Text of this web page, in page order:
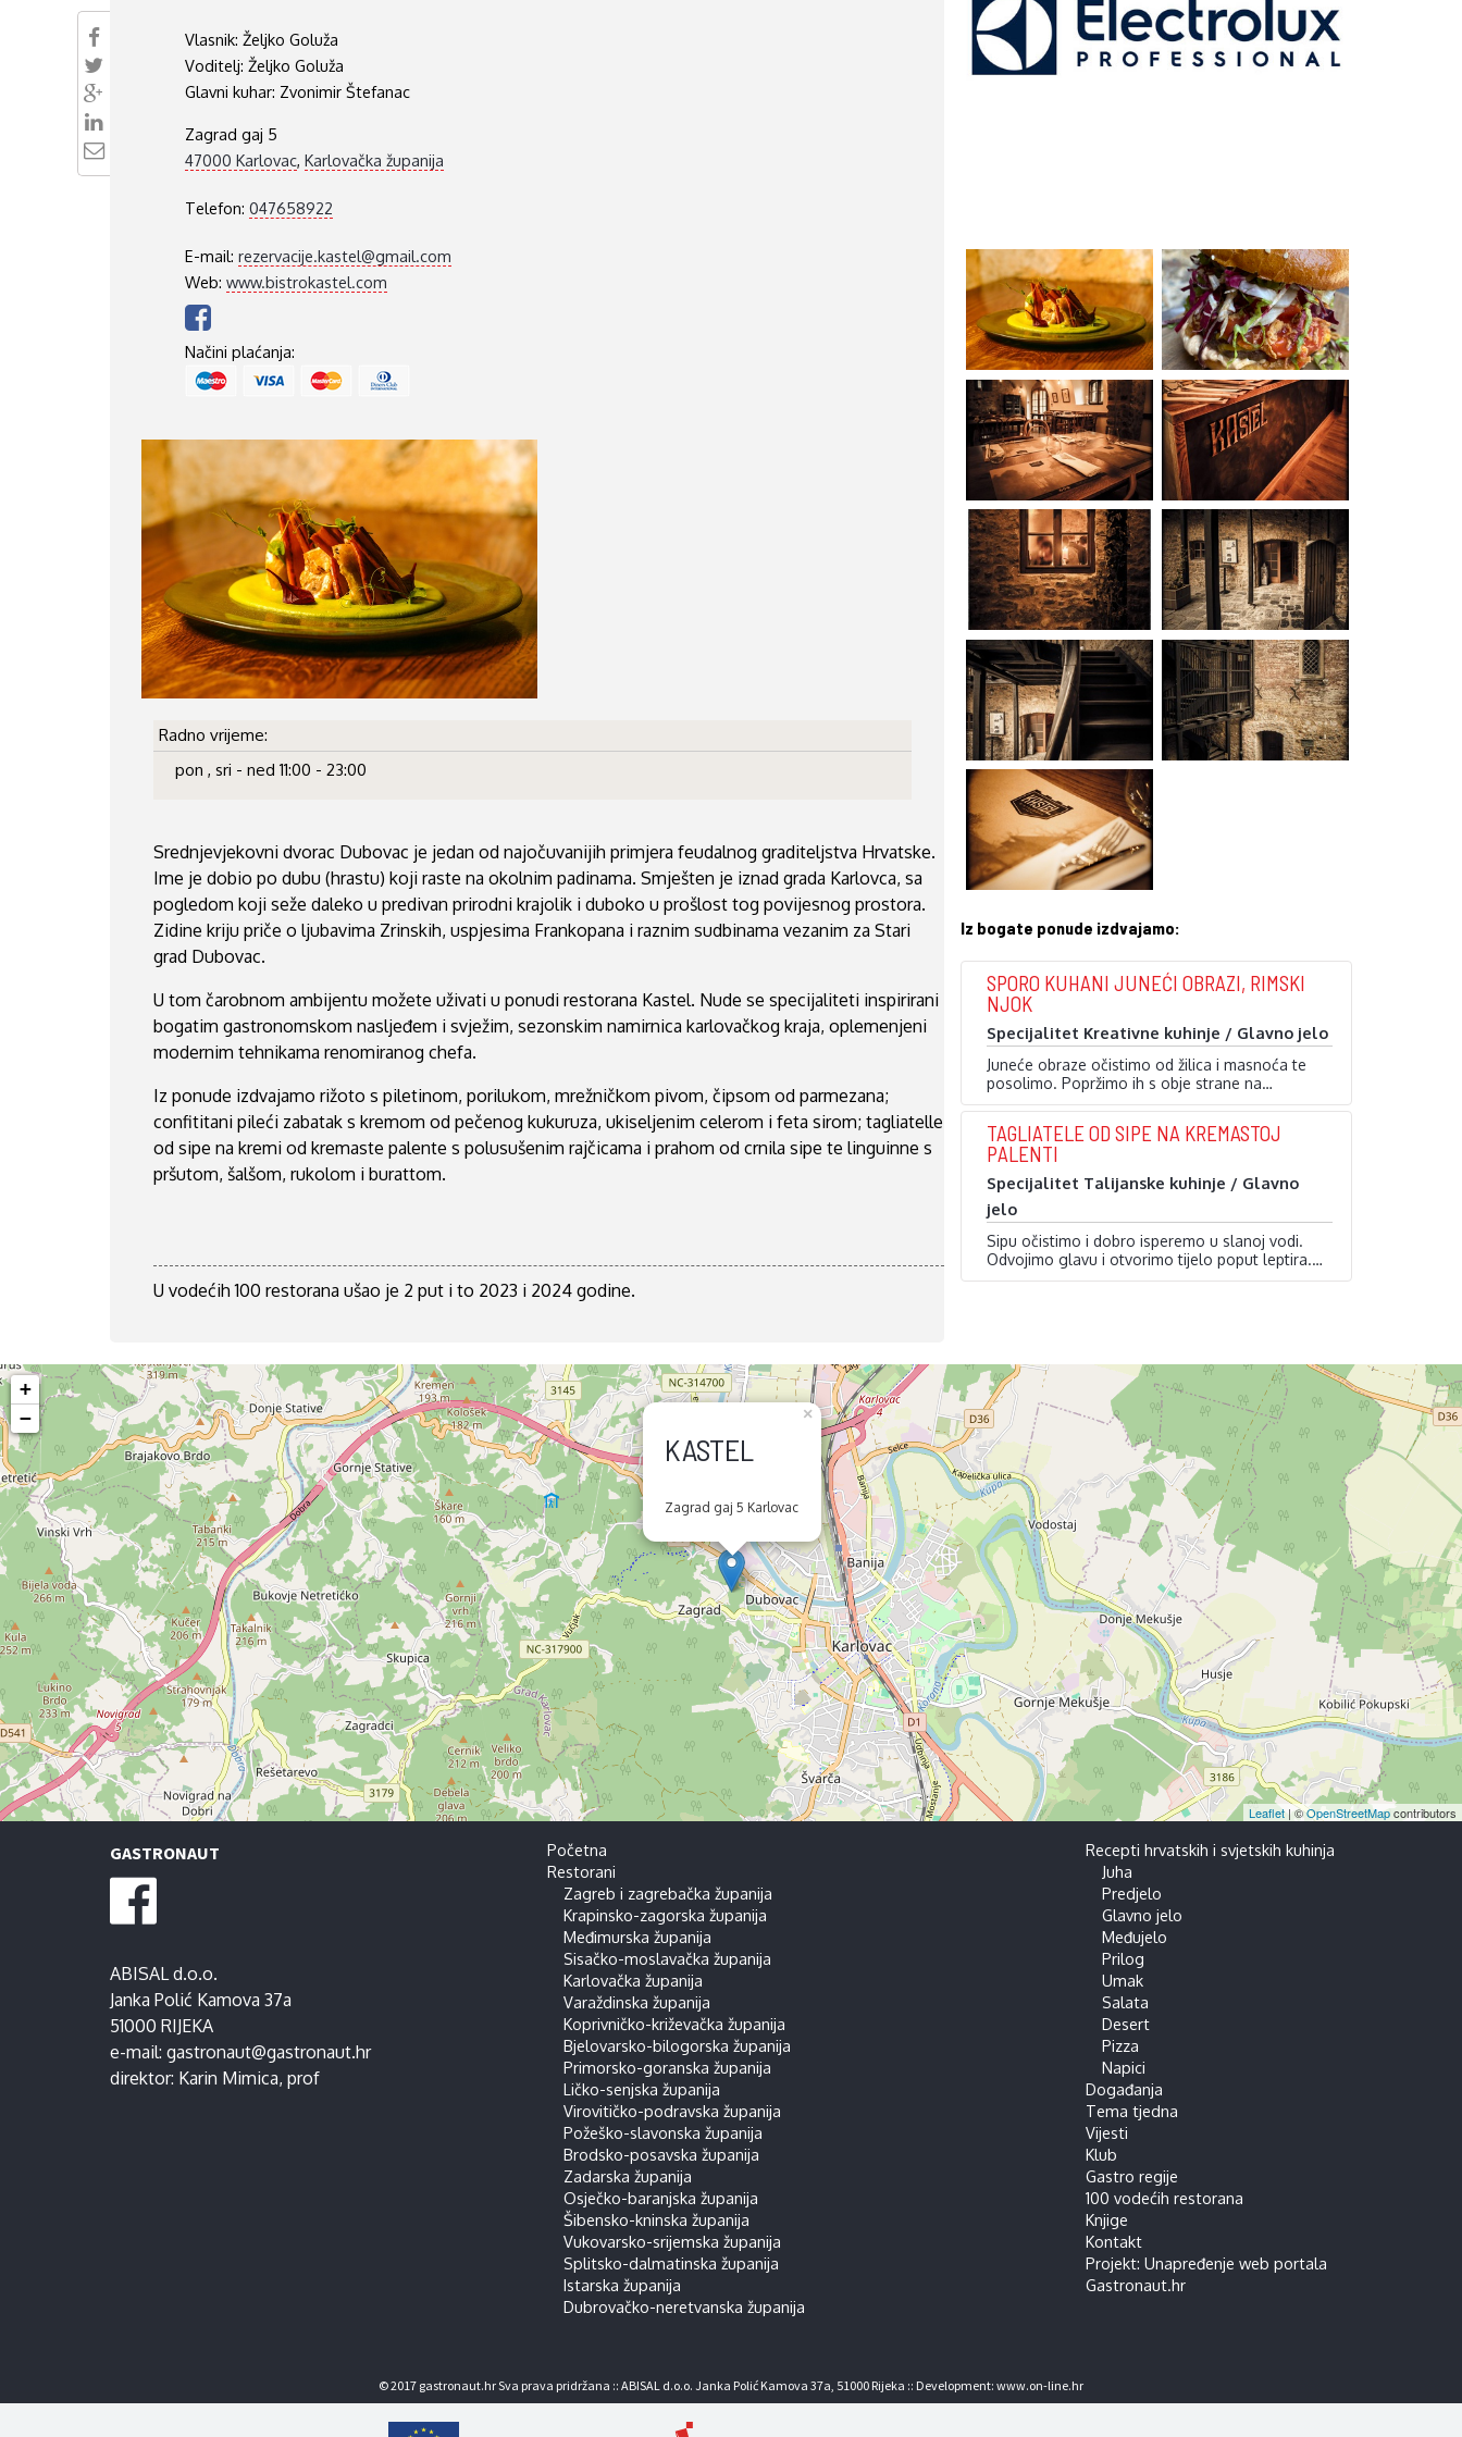
VUKOVARSKO-SRIJEMSKA ŽUPANIJA
ISTARSKA ŽUPANIJA
Vlasnik: Željko Goluža
Voditelj: Željko Goluža
Glavni kuhar: Zvonimir Štefanac
Zagrad gaj 5
47000 Karlovac, Karlovačka županija
Telefon: 047658922
E-mail: rezervacije.kastel@gmail.com
Web: www.bistrokastel.com
Načini plaćanja:
Radno vrijeme:
pon , sri - ned 11:00 - 23:00
Srednjevjekovni dvorac Dubovac je jedan od najočuvanijih primjera feudalnog graditeljstva Hrvatske.
Ime je dobio po dubu (hrastu) koji raste na okolnim padinama. Smješten je iznad grada Karlovca, sa
pogledom koji seže daleko u predivan prirodni krajolik i duboko u prošlost tog povijesnog prostora.
Zidine kriju priče o ljubavima Zrinskih, uspjesima Frankopana i raznim sudbinama vezanim za Stari
grad Dubovac.
U tom čarobnom ambijentu možete uživati u ponudi restorana Kastel. Nude se specijaliteti inspirirani
bogatim gastronomskom nasljeđem i svježim, sezonskim namirnica karlovačkog kraja, oplemenjeni
modernim tehnikama renomiranog chefa.
Iz ponude izdvajamo rižoto s piletinom, porilukom, mrežničkom pivom, čipsom od parmezana;
confititani pileći zabatak s kremom od pečenog kukuruza, ukiseljenim celerom i feta sirom; tagliatelle
od sipe na kremi od kremaste palente s polusušenim rajčicama i prahom od crnila sipe te linguinne s
pršutom, šalšom, rukolom i burattom.
U vodećih 100 restorana ušao je 2 put i to 2023 i 2024 godine.
Iz bogate ponude izdvajamo:
SPORO KUHANI JUNEĆI OBRAZI, RIMSKI
NJOK
Specijalitet Kreativne kuhinje / Glavno jelo
Juneće obraze očistimo od žilica i masnoća te
posolimo. Popržimo ih s obje strane na
zagrijanom ulju te izvadimo iz lonca. U masnoću
do zlatnožute boje. Kada povrće uvene, dodamo
senf, crno vino, pelate i vodu. Vratimo meso
unutra, dodamo sol, papar i …
TAGLIATELE OD SIPE NA KREMASTOJ
PALENTI
Specijalitet Talijanske kuhinje / Glavno
jelo
Sipu očistimo i dobro isperemo u slanoj vodi.
Odvojimo glavu i otvorimo tijelo poput leptira.
Mariniramo je maslinovim uljem, limunovim
Nakon kuhanja zamrznemo, pa je smrznutu
KASTEL
Zagrad gaj 5 Karlovac
×
+
−
Leaflet | ©OpenStreetMapcontributors
GASTRONAUT
ABISAL d.o.o.
Janka Polić Kamova 37a
51000 RIJEKA
e-mail: gastronaut@gastronaut.hr
direktor: Karin Mimica, prof
Početna
Restorani
Zagreb i zagrebačka županija
Krapinsko-zagorska županija
Međimurska županija
Sisačko-moslavačka županija
Karlovačka županija
Varaždinska županija
Koprivničko-križevačka županija
Bjelovarsko-bilogorska županija
Primorsko-goranska županija
Ličko-senjska županija
Virovitičko-podravska županija
Požeško-slavonska županija
Brodsko-posavska županija
Zadarska županija
Osječko-baranjska županija
Šibensko-kninska županija
Vukovarsko-srijemska županija
Splitsko-dalmatinska županija
Istarska županija
Dubrovačko-neretvanska županija
Recepti hrvatskih i svjetskih kuhinja
Juha
Predjelo
Glavno jelo
Međujelo
Prilog
Umak
Salata
Desert
Pizza
Napici
Događanja
Tema tjedna
Vijesti
Klub
Gastro regije
100 vodećih restorana
Knjige
Kontakt
Projekt: Unapređenje web portala
Gastronaut.hr
© 2017 gastronaut.hr Sva prava pridržana :: ABISAL d.o.o. Janka Polić Kamova 37a, 51000 Rijeka :: Development: www.on-line.hr